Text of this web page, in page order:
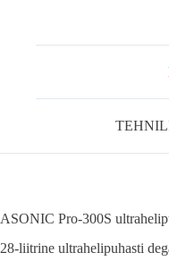
ASONIC Pro-300S
28-liitrine ultrahelipuhasti